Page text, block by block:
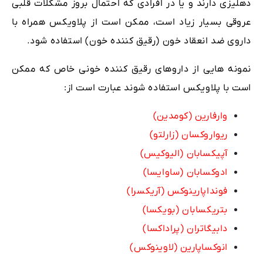
دهلیزی دارند و یا در افرادی که احتمال بروز مشکلات قلبی
عروقی بسیار زیاد است، ممکن است از پلاویکس همراه با
داروی ضد انعقاد خون (رقیق کننده خون) استفاده شود.
نمونه هایی از داروهای رقیق کننده خونی خاص که ممکن
است با پلاویکس استفاده شوند عبارت است از:
وارفارین (کومدین)
ریواروکسان (زارلتو)
آپیکسابان (الیوکیس)
ادوکسابان (ساوایسا)
فونداپارینوکس (آریکسرا)
بتریکسابان (بویکسا)
دابیگاتران (پراداکسا)
انوکساپارین (لاوینوکس)